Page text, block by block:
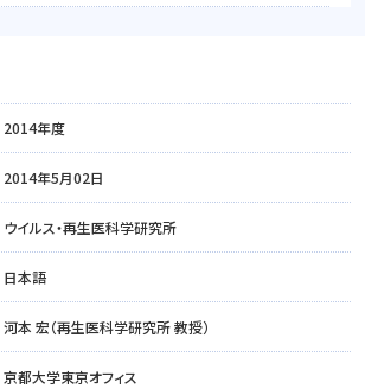
2014年度
2014年5月02日
ウイルス・再生医科学研究所
日本語
河本 宏（再生医科学研究所 教授）
京都大学東京オフィス